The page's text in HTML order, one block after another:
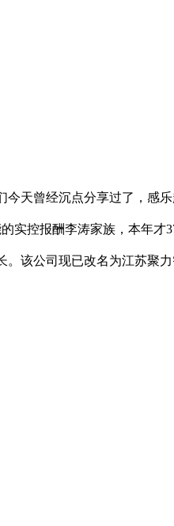
天曾经沉点分享过了，感
实控报酬李涛家族，本年才
该公司现已改名为江苏聚